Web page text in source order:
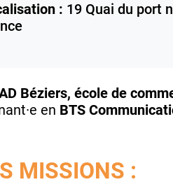
: 19 Quai du port
Béziers, école de
en BTS
MISSIONS :